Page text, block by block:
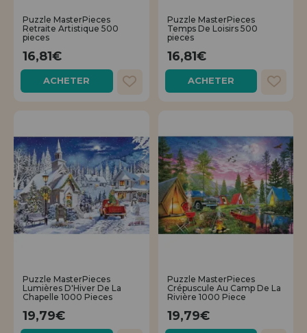
Puzzle MasterPieces
Retraite Artistique 500
pieces
16,81€
ACHETER
Puzzle MasterPieces
Temps De Loisirs 500
pieces
16,81€
ACHETER
Puzzle MasterPieces
Lumières D'Hiver De La
Chapelle 1000 Pieces
19,79€
Puzzle MasterPieces
Crépuscule Au Camp De La
Rivière 1000 Piece
19,79€